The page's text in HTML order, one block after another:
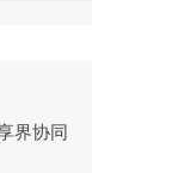
界协同